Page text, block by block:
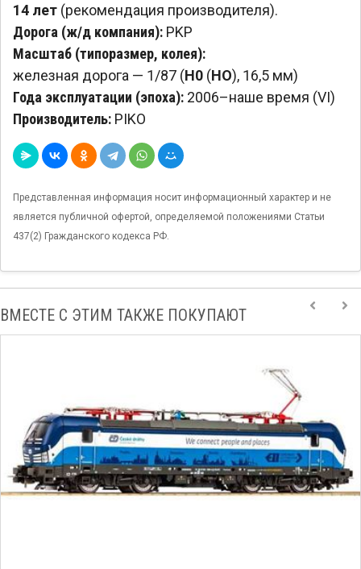
14 лет (рекомендация производителя).
Дорога (ж/д компания): PKP
Масштаб (типоразмер, колея):
железная дорога — 1/87 (H0 (HO), 16,5 мм)
Года эксплуатации (эпоха): 2006–наше время (VI)
Производитель: PIKO
Представленная информация носит информационный характер и не
является публичной офертой, определяемой положениями Статьи
437(2) Гражданского кодекса РФ.
ВМЕСТЕ С ЭТИМ ТАКЖЕ ПОКУПАЮТ